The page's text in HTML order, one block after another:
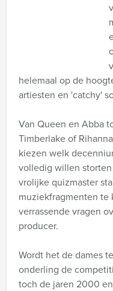
helemaal op de
artiesten en 'catchy'
Van Queen en Abba
Timberlake of
kiezen welk
volledig willen
vrolijke quizmaster
muziekfragmenten te
verrassende vragen
producer.
Wordt het de dames
onderling de
toch de jaren 2000